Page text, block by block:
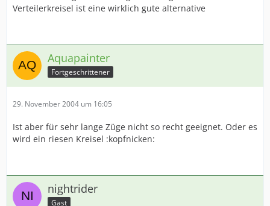
Verteilerkreisel ist eine wirklich gute alternative
Aquapainter
Fortgeschrittener
29. November 2004 um 16:05
Ist aber für sehr lange Züge nicht so recht geeignet. Oder es
wird ein riesen Kreisel :kopfnicken:
nightrider
Gast